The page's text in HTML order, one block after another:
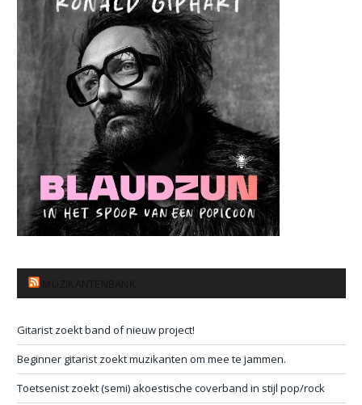
Gitarist zoekt band of nieuw project!
Beginner gitarist zoekt muzikanten om mee te jammen.
Toetsenist zoekt (semi) akoestische coverband in stijl pop/rock